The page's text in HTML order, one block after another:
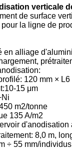
verticale
de surface
la ligne de
en alliage
120 mm ×
15 μm
m2/tonne
135 A/m2
d'anodisation
8,0 m,
÷ 55 mm/